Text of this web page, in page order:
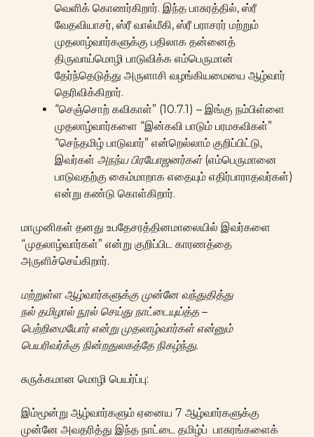
வெளிக் கொணர்கிறார். இந்த பாசுரத்தில், ஸ்ரீ
வேதவியாசர், ஸ்ரீ வால்மீகி, ஸ்ரீ பராசரர் மற்றும்
முதலாழ்வார்களுக்கு பதிலாக தன்னைத்
திருவாய்மொழி பாடுவிக்க எம்பெருமான்
தேர்ந்தெடுத்து அருளாசி வழங்கியமையை ஆழ்வார்
தெரிவிக்கிறார்.
“செஞ்சொற் கவிகாள்” (10.7.1) – இங்கு நம்பிள்ளை
முதலாழ்வார்களை “இன்கவி பாடும் பரமகவிகள்”
“செந்தமிழ் பாடுவார்” என்றெல்லாம் குறிப்பிட்டு,
இவர்கள் அநந்ய பிரயோஜனர்கள்(எம்பெருமானை
பாடுவதற்கு கைம்மாறாக எதையும் எதிர்பாராதவர்கள்)
என்று கண்டு கொள்கிறார்.
மாமுனிகள் தனது உபதேசரத்தினமாலையில் இவர்களை
“முதலாழ்வார்கள்” என்று குறிப்பிட காரணத்தை
அருளிச்செய்கிறார்.
மற்றுள்ள ஆழ்வார்களுக்கு முன்னே வந்துதித்து
நல் தமிழால் நூல் செய்து நாட்டையுய்த்த –
பெற்றிமையோர் என்று முதலாழ்வார்கள் என்னும்
பெயரிவர்க்கு நின்றதுலகத்தே நிகழ்ந்து.
சுருக்கமான மொழி பெயர்ப்பு:
இம்மூன்று ஆழ்வார்களும் ஏனைய 7 ஆழ்வார்களுக்கு
முன்னே அவதரித்து இந்த நாட்டை தமிழ்ப் பாசுரங்களைக்